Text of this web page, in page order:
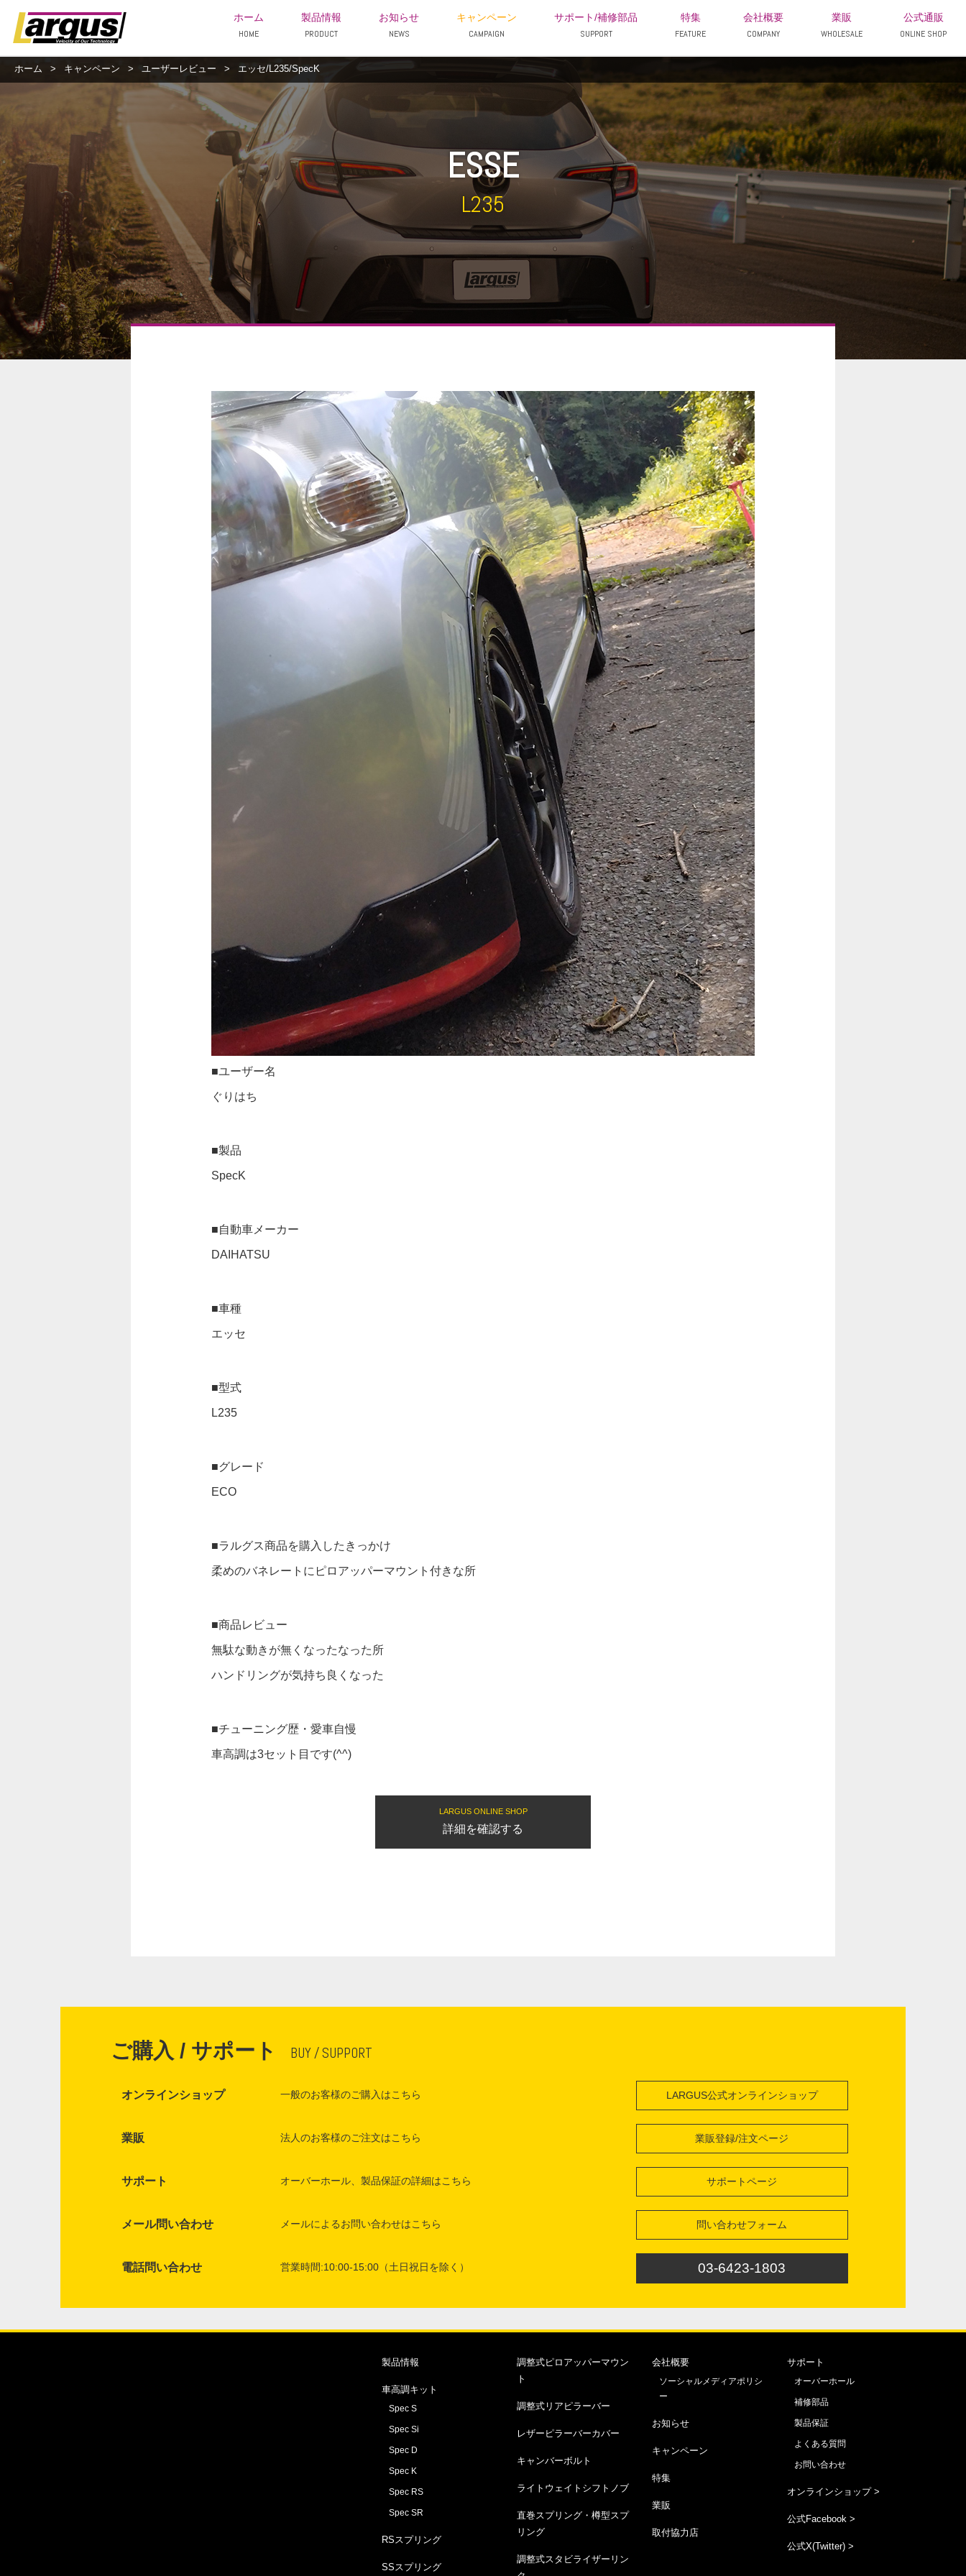
ホーム
HOME
製品情報
PRODUCT
お知らせ
NEWS
キャンペーン
CAMPAIGN
サポート/補修部品
SUPPORT
特集
FEATURE
会社概要
COMPANY
業販
WHOLESALE
公式通販
ONLINE SHOP
ホーム > キャンペーン > ユーザーレビュー > エッセ/L235/SpecK
ESSE
L235
■ユーザー名
ぐりはち
■製品
SpecK
■自動車メーカー
DAIHATSU
■車種
エッセ
■型式
L235
■グレード
ECO
■ラルグス商品を購入したきっかけ
柔めのバネレートにピロアッパーマウント付きな所
■商品レビュー
無駄な動きが無くなったなった所
ハンドリングが気持ち良くなった
■チューニング歴・愛車自慢
車高調は3セット目です(^^)
LARGUS ONLINE SHOP
詳細を確認する
ご購入 / サポート BUY / SUPPORT
オンラインショップ 一般のお客様のご購入はこちら LARGUS公式オンラインショップ
業販 法人のお客様のご注文はこちら 業販登録/注文ページ
サポート オーバーホール、製品保証の詳細はこちら サポートページ
メール問い合わせ メールによるお問い合わせはこちら 問い合わせフォーム
電話問い合わせ 営業時間:10:00-15:00（土日祝日を除く） 03-6423-1803
製品情報
車高調キット
Spec S
Spec Si
Spec D
Spec K
Spec RS
Spec SR
RSスプリング
SSスプリング
調整式ピロアッパーマウン
ト
調整式リアピラーバー
レザーピラーバーカバー
キャンバーボルト
ライトウェイトシフトノブ
直巻スプリング・樽型スプ
リング
調整式スタビライザーリン
会社概要
ソーシャルメディアポリシ
ー
お知らせ
キャンペーン
特集
業販
取付協力店
サポート
オーバーホール
補修部品
製品保証
よくある質問
お問い合わせ
オンラインショップ >
公式Facebook >
公式X(Twitter) >